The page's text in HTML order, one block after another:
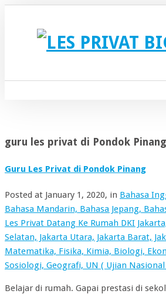
guru les privat di Pondok Pinang
Guru Les Privat di Pondok Pinang
Posted at January 1, 2020, in Bahasa
Bahasa Mandarin, Bahasa Jepang,
Les Privat Datang Ke Rumah DKI
Selatan, Jakarta Utara, Jakarta Barat,
Matematika, Fisika, Kimia, Biologi,
Sosiologi, Geografi, UN ( Ujian Nasional
Belajar di rumah. Gapai prestasi di